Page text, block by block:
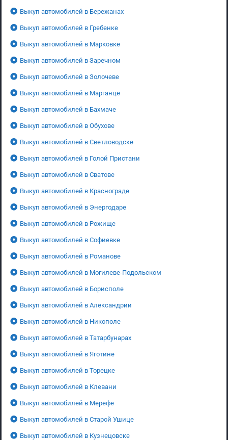
Выкуп автомобилей в Бережанах
Выкуп автомобилей в Гребенке
Выкуп автомобилей в Марковке
Выкуп автомобилей в Заречном
Выкуп автомобилей в Золочеве
Выкуп автомобилей в Марганце
Выкуп автомобилей в Бахмаче
Выкуп автомобилей в Обухове
Выкуп автомобилей в Светловодске
Выкуп автомобилей в Голой Пристани
Выкуп автомобилей в Сватове
Выкуп автомобилей в Краснограде
Выкуп автомобилей в Энергодаре
Выкуп автомобилей в Рожище
Выкуп автомобилей в Софиевке
Выкуп автомобилей в Романове
Выкуп автомобилей в Могилеве-Подольском
Выкуп автомобилей в Борисполе
Выкуп автомобилей в Александрии
Выкуп автомобилей в Никополе
Выкуп автомобилей в Татарбунарах
Выкуп автомобилей в Яготине
Выкуп автомобилей в Торецке
Выкуп автомобилей в Клевани
Выкуп автомобилей в Мерефе
Выкуп автомобилей в Старой Ушице
Выкуп автомобилей в Кузнецовске